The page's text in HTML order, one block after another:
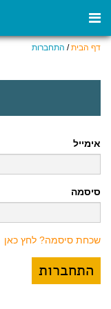
דף הבית/ התחברות
אימייל
סיסמה
שכחת סיסמה? לחץ כאן